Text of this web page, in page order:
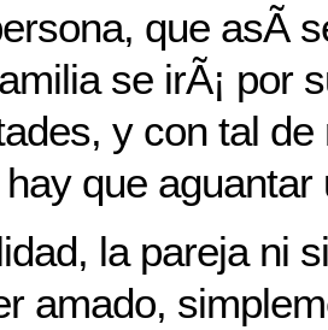
que asÃ­
se irÃ¡ por
y con tal de
que aguantar
la pareja ni
amado,